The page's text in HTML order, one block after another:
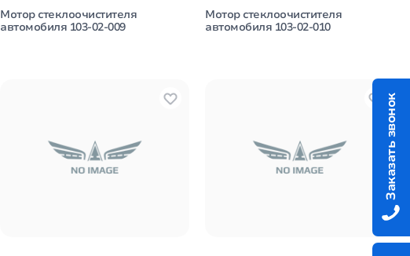
Мотор стеклоочистителя
автомобиля 103-02-009
Мотор стеклоочистителя
автомобиля 103-02-010
Заказать звонок